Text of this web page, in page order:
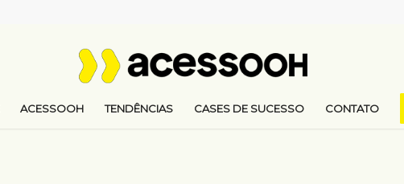
ACESSOOH TENDÊNCIAS CASES DE SUCESSO CONTATO